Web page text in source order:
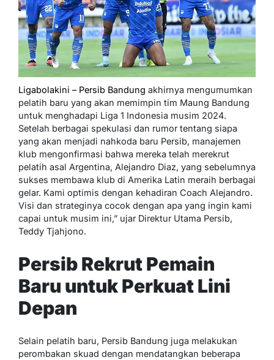
Ligabolakini – Persib Bandung akhirnya mengumumkan
pelatih baru yang akan memimpin tim Maung Bandung
untuk menghadapi Liga 1 Indonesia musim 2024.
Setelah berbagai spekulasi dan rumor tentang siapa
yang akan menjadi nahkoda baru Persib, manajemen
klub mengonfirmasi bahwa mereka telah merekrut
pelatih asal Argentina, Alejandro Diaz, yang sebelumnya
sukses membawa klub di Amerika Latin meraih berbagai
gelar. Kami optimis dengan kehadiran Coach Alejandro.
Visi dan strateginya cocok dengan apa yang ingin kami
capai untuk musim ini,” ujar Direktur Utama Persib,
Teddy Tjahjono.
Persib Rekrut Pemain
Baru untuk Perkuat Lini
Depan
Selain pelatih baru, Persib Bandung juga melakukan
perombakan skuad dengan mendatangkan beberapa